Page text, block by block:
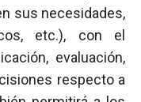
sus necesidades,
etc.), con el
evaluación,
respecto a